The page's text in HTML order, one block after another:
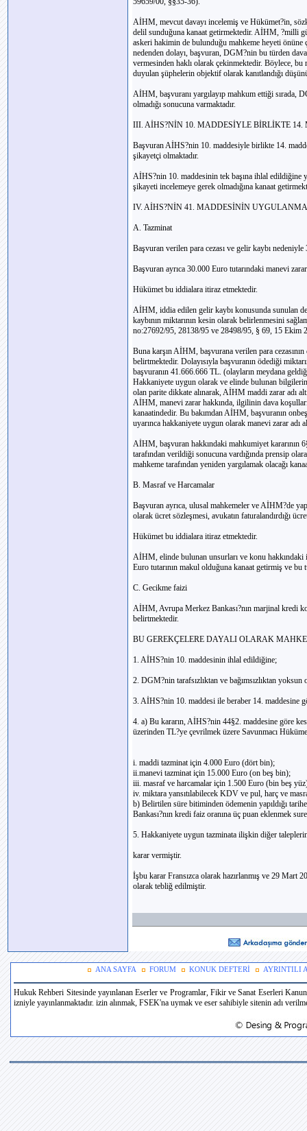
AİHM, mevcut davayı incelemiş ve Hükümet?in,
delil sunduğuna kanaat getirmektedir. AİHM, ?milli
askeri hakimin de bulunduğu mahkeme heyeti önüne
nedenden dolayı, başvuran, DGM?nin bu türden
vermesinden haklı olarak çekinmektedir. Böylece, bu
duyulan şüphelerin objektif olarak kanıtlandığı
AİHM, başvuranı yargılayıp mahkum ettiği sırada,
olmadığı sonucuna varmaktadır.
III. AİHS?NİN 10. MADDESİYLE BİRLİKTE
Başvuran AİHS?nin 10. maddesiyle birlikte 14.
şikayetçi olmaktadır.
AİHS?nin 10. maddesinin tek başına ihlal edildiğine
şikayeti incelemeye gerek olmadığına kanaat
IV. AİHS?NİN 41. MADDESİNİN
A. Tazminat
Başvuran verilen para cezası ve gelir kaybı
Başvuran ayrıca 30.000 Euro tutarındaki manevi
Hükümet bu iddialara itiraz etmektedir.
AİHM, iddia edilen gelir kaybı konusunda sunulan
kaybının miktarının kesin olarak belirlenmesini
no:27692/95, 28138/95 ve 28498/95, § 69, 15 Ekim
Buna karşın AİHM, başvurana verilen para
belirtmektedir. Dolayısıyla başvuranın ödediği
başvuranın 41.666.666 TL. (olayların meydana
Hakkaniyete uygun olarak ve elinde bulunan
olan parite dikkate alınarak, AİHM maddi zarar adı
AİHM, manevi zarar hakkında, ilgilinin dava
kanaatindedir. Bu bakımdan AİHM, başvuranın
uyarınca hakkaniyete uygun olarak manevi zarar adı
AİHM, başvuran hakkındaki mahkumiyet kararının
tarafından verildiği sonucuna vardığında prensip
mahkeme tarafından yeniden yargılamak olacağı
B. Masraf ve Harcamalar
Başvuran ayrıca, ulusal mahkemeler ve AİHM?de
olarak ücret sözleşmesi, avukatın faturalandırdığı
Hükümet bu iddialara itiraz etmektedir.
AİHM, elinde bulunan unsurları ve konu hakkındaki
Euro tutarının makul olduğuna kanaat getirmiş ve bu
C. Gecikme faizi
AİHM, Avrupa Merkez Bankası?nın marjinal kredi
belirtmektedir.
BU GEREKÇELERE DAYALI OLARAK
1. AİHS?nin 10. maddesinin ihlal edildiğine;
2. DGM?nin tarafsızlıktan ve bağımsızlıktan
3. AİHS?nin 10. maddesi ile beraber 14. maddesine
4. a) Bu kararın, AİHS?nin 44§2. maddesine göre
üzerinden TL?ye çevrilmek üzere Savunmacı
i. maddi tazminat için 4.000 Euro (dört bin);
ii.manevi tazminat için 15.000 Euro (on beş bin);
iii. masraf ve harcamalar için 1.500 Euro (bin beş
iv. miktara yansıtılabilecek KDV ve pul, harç ve
b) Belirtilen süre bitiminden ödemenin yapıldığı
Bankası?nın kredi faiz oranına üç puan eklenmek
5. Hakkaniyete uygun tazminata ilişkin diğer
karar vermiştir.
İşbu karar Fransızca olarak hazırlanmış ve 29 Mart
olarak tebliğ edilmiştir.
ANA SAYFA FORUM KONUK DEFTERİ AYRINTILI
Hukuk Rehberi Sitesinde yayınlanan Eserler ve Programlar, Fikir ve Sanat Eserleri
izniyle yayınlanmaktadır. izin alınmak, FSEK'na uymak ve eser sahibiyle sitenin adı